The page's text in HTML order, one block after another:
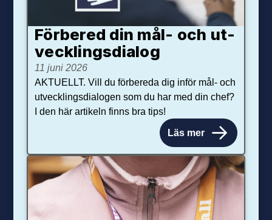
Förbered din mål- och ut­
veck­lings­dialog
11 juni 2026
AKTUELLT. Vill du förbereda dig inför mål- och
utvecklingsdialogen som du har med din chef?
I den här artikeln finns bra tips!
Läs mer